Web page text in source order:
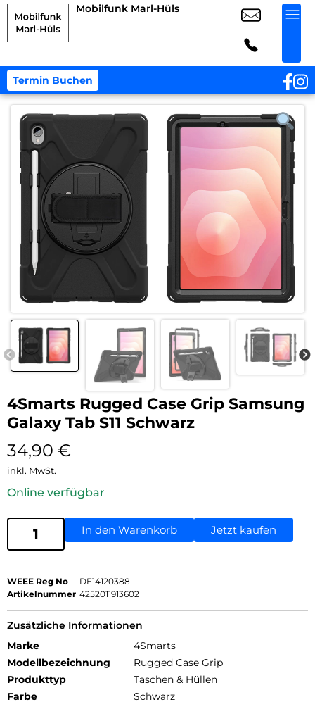
Mobilfunk Marl-Hüls
Termin Buchen
4Smarts Rugged Case Grip Samsung
Galaxy Tab S11 Schwarz
34,90 €
inkl. MwSt.
Online verfügbar
In den Warenkorb Jetzt kaufen
WEEE Reg No
DE14120388
Artikelnummer 4252011913602
Zusätzliche Informationen
Marke
4Smarts
Modellbezeichnung
Rugged Case Grip
Produkttyp
Taschen & Hüllen
Farbe
Schwarz